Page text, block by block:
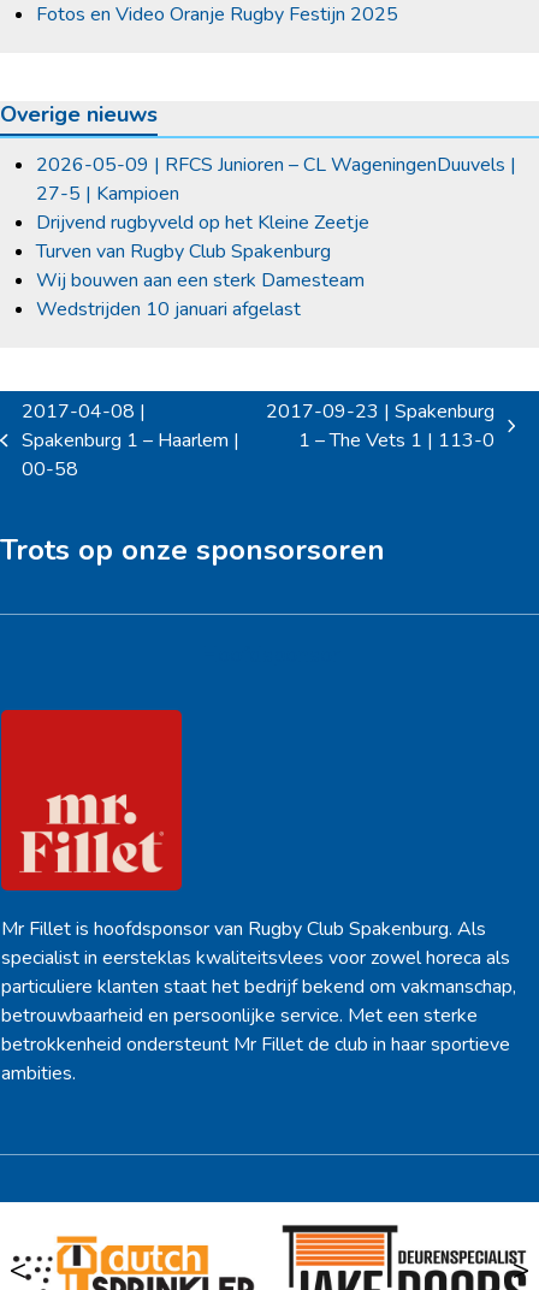
Fotos en Video Oranje Rugby Festijn 2025
Overige nieuws
2026-05-09 | RFCS Junioren – CL WageningenDuuvels |
27-5 | Kampioen
Drijvend rugbyveld op het Kleine Zeetje
Turven van Rugby Club Spakenburg
Wij bouwen aan een sterk Damesteam
Wedstrijden 10 januari afgelast
previous
post:
2017-04-08 |
Spakenburg 1 – Haarlem |
00-58
2017-09-23 | Spakenburg
1 – The Vets 1 | 113-0
Trots op onze sponsorsoren
Mr Fillet is hoofdsponsor van Rugby Club Spakenburg. Als
specialist in eersteklas kwaliteitsvlees voor zowel horeca als
particuliere klanten staat het bedrijf bekend om vakmanschap,
betrouwbaarheid en persoonlijke service. Met een sterke
betrokkenheid ondersteunt Mr Fillet de club in haar sportieve
ambities.
< >